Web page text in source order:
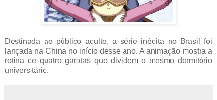
Destinada ao público adulto, a série inédita no Brasil foi
lançada na China no início desse ano. A animação mostra a
rotina de quatro garotas que dividem o mesmo dormitório
universitário.